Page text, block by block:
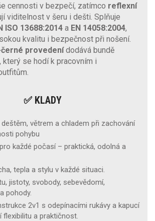
cennosti v bezpečí, zatímco reflexní
viditelnost v šeru i dešti. Splňuje
ISO 13688:2014 a EN 14058:2004,
kvalitu i bezpečnost při nošení.
provedenídodává bundě
který se hodí k pracovním i
✅ KLADY
deštěm, větrem a chladem při zachování
pohybu
každé počasí – praktická, odolná a
tepla a stylu v každé situaci.
jistoty, svobody, sebevědomí,
pohody.
2v1 s odepínacími rukávy a kapucí
flexibilitu a praktičnost.